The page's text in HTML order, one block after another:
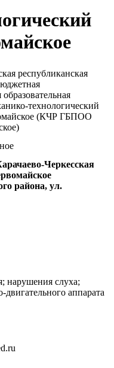
республиканская
технологический
(КЧР ГБПОО
Черкесская
района, ул.
нарушения слуха;
аппарата